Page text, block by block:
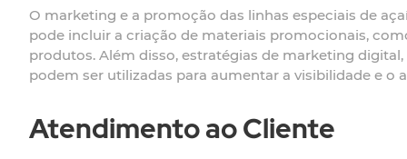
O marketing e a promoção das linhas especiais de
pode incluir a criação de materiais promocionais,
produtos. Além disso, estratégias de marketing
podem ser utilizadas para aumentar a visibilidade e o
Atendimento ao Cliente